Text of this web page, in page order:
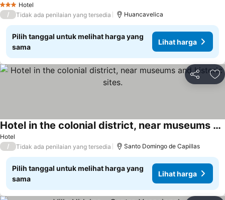
3 BintangHotel
/ Tidak ada penilaian yang tersedia Huancavelica
Pilih tanggal untuk melihat harga yang
sama
Lihat harga
Bagikan
Hotel
Hotel in the colonial district, near museums and historic sites.
Lihat harga
/ Tidak ada penilaian yang tersedia Santo Domingo de Capillas
Pilih tanggal untuk melihat harga yang
sama
Lihat harga